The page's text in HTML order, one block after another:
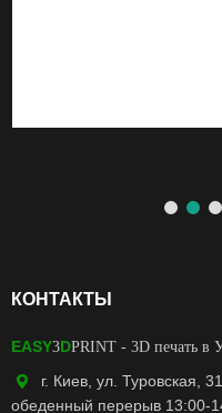
КОНТАКТЫ
EASY3DPRINT - 3D печать в
г. Киев, ул. Туровская,
обеденный перерыв 13:00-